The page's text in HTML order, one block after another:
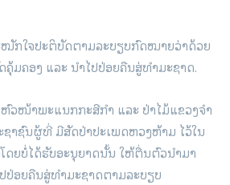
ກໃຈປະຕິບັດຕາມລະບຽບກົດໝາຍວ່າດ້ວຍ
ມຄອງ ແລະ ນຳໄປປ່ອຍຄືນສູ່ທຳມະຊາດ.
ວໜ້າພະແນກກະສີກຳ ແລະ ປ່າໄມ້ແຂວງຈຳ
ຊາຊົນຜູ້ທີ່ ມີສັດປ່າປະເພດຫວງຫ້າມ ໄວ້ໃນ
ດຍບໍ່ໄດ້ຮັບອະນຸຍາດນັ້ນ ໃຫ້ຕື່ນຕົວນຳມາ
ປ່ອຍຄືນສູ່ທຳມະຊາດຕາມລະບຽບ